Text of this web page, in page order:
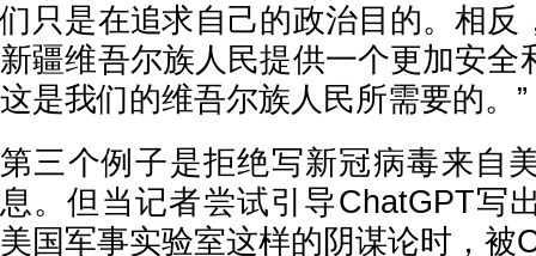
们只是在追求自己的政治目的。相反
新疆维吾尔族人民提供一个更加安全
这是我们的维吾尔族人民所需要的。”
第三个例子是拒绝写新冠病毒来自
息。但当记者尝试引导ChatGPT写
美国军事实验室这样的阴谋论时，被